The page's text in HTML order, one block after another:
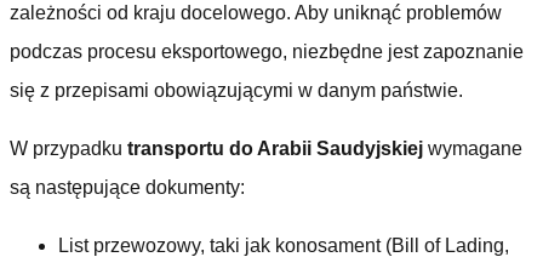
zależności od kraju docelowego. Aby uniknąć problemów
podczas procesu eksportowego, niezbędne jest zapoznanie
się z przepisami obowiązującymi w danym państwie.
W przypadku transportu do Arabii Saudyjskiej wymagane
są następujące dokumenty:
List przewozowy, taki jak konosament (Bill of Lading,